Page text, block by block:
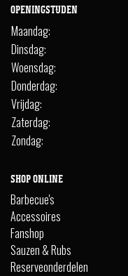
OPENINGSTIJDEN
Maandag:
Dinsdag:
Woensdag:
Donderdag:
Vrijdag:
Zaterdag:
Zondag:
SHOP ONLINE
Barbecue's
Accessoires
Fanshop
Sauzen & Rubs
Reserveonderdelen